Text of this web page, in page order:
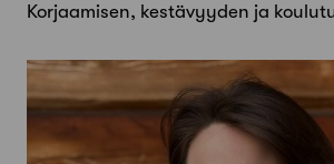
Korjaamisen, kestävyyden ja